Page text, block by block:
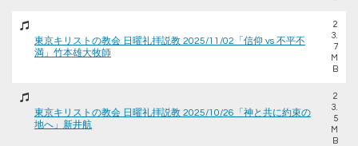
東京キリストの教会 日曜礼拝説教 2025/11/02「信仰 vs 不平不
満」竹本雄大牧師
2
3.
7
M
B
東京キリストの教会 日曜礼拝説教 2025/10/26「神と共に約束の
地へ」新井航
2
3.
5
M
B